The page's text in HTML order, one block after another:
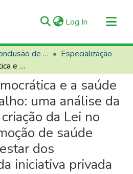
Log In (current)
Trabalhos de Conclusão de Curso (TCCs)
Especialização
Governança democrática e a saúde mental no trabalho: uma análise da escala 6X1 e a criação da Lei no 14.831 na promoção de saúde mental e bem-estar dos trabalhadores da iniciativa privada
e a saúde
uma análise da
da Lei no
de saúde
dos
iniciativa privada